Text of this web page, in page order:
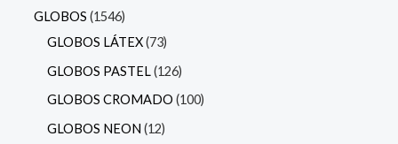
GLOBOS 1546
GLOBOS LÁTEX 73
GLOBOS PASTEL 126
GLOBOS CROMADO 100
GLOBOS NEON 12